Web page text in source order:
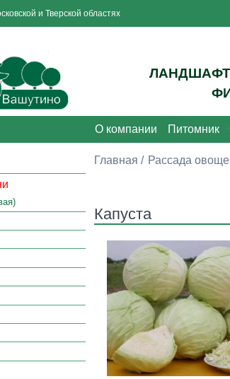
и Тверской областях
О компании Питомник
Главная Рассада
Капуста